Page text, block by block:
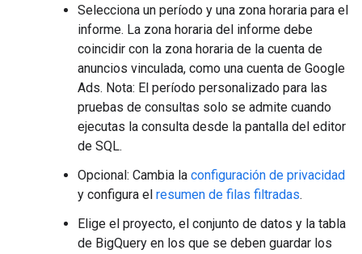
Selecciona un período y una zona horaria para el
informe. La zona horaria del informe debe
coincidir con la zona horaria de la cuenta de
anuncios vinculada, como una cuenta de Google
Ads. Nota: El período personalizado para las
pruebas de consultas solo se admite cuando
ejecutas la consulta desde la pantalla del editor
de SQL.
Opcional: Cambia la configuración de privacidad
y configura el resumen de filas filtradas.
Elige el proyecto, el conjunto de datos y la tabla
de BigQuery en los que se deben guardar los